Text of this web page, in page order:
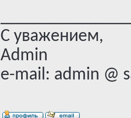
С уважением,
Admin
e-mail: admin @